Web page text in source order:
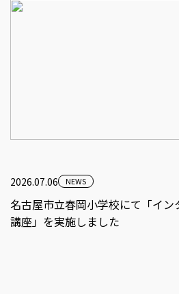
2026.07.06 NEWS
名古屋市立春岡小学校にて「イ
講座」を実施しました